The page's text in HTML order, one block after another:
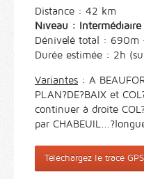
Distance : 42 km
Niveau : Intermédiaire
Dénivelé total : 690m
Durée estimée : 2h
Variantes : A
PLAN?DE?BAIX et
continuer à droite
par
Téléchargez le tracé GPS